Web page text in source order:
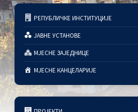
РЕПУБЛИЧКЕ ИНСТИТУЦИЈЕ
ЈАВНЕ УСТАНОВЕ
МЈЕСНЕ ЗАЈЕДНИЦЕ
МЈЕСНЕ КАНЦЕЛАРИЈЕ